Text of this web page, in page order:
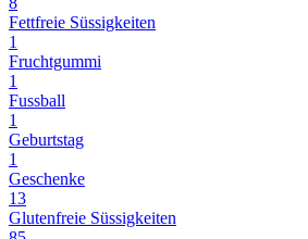
Fettfreie Süssigkeiten
1
Fruchtgummi
1
Fussball
1
Geburtstag
1
Geschenke
13
Glutenfreie Süssigkeiten